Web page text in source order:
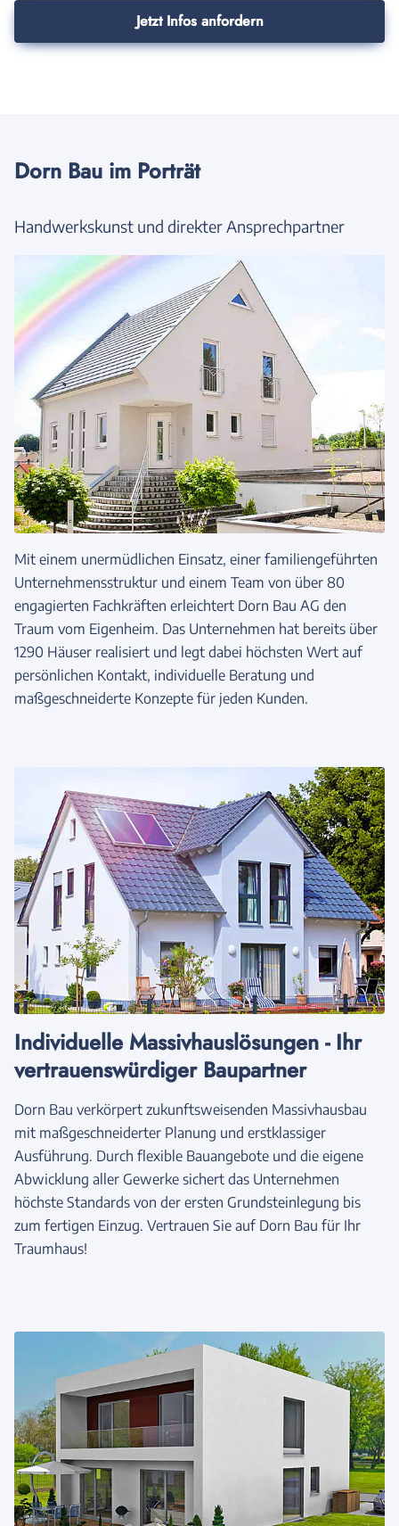
Jetzt Infos anfordern
Dorn Bau im Porträt
Handwerkskunst und direkter Ansprechpartner
Mit einem unermüdlichen Einsatz, einer familiengeführten
Unternehmensstruktur und einem Team von über 80
engagierten Fachkräften erleichtert Dorn Bau AG den
Traum vom Eigenheim. Das Unternehmen hat bereits über
1290 Häuser realisiert und legt dabei höchsten Wert auf
persönlichen Kontakt, individuelle Beratung und
maßgeschneiderte Konzepte für jeden Kunden.
Individuelle Massivhauslösungen - Ihr
vertrauenswürdiger Baupartner
Dorn Bau verkörpert zukunftsweisenden Massivhausbau
mit maßgeschneiderter Planung und erstklassiger
Ausführung. Durch flexible Bauangebote und die eigene
Abwicklung aller Gewerke sichert das Unternehmen
höchste Standards von der ersten Grundsteinlegung bis
zum fertigen Einzug. Vertrauen Sie auf Dorn Bau für Ihr
Traumhaus!